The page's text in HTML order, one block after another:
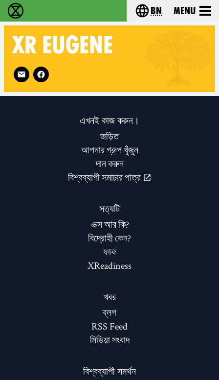
বিলুপ্তি বিদ্রোহ - Home Choose your
bn Menu
XR EUGENE
Follow XR Eugene on
এখনই কাজ করুন।
জড়িত
আপনার গ্রুপ খুঁজুন
দান করুন
বিশ্বব্যাপী সমাচার পাত্র
সত্যটি
এক্স আর কি?
বিদ্রোহী কেন?
ফাক
XReadiness
খবর
ব্লগ
RSS Feed
মিডিয়া সংবাদ
বিশ্বব্যাপী সমর্থন